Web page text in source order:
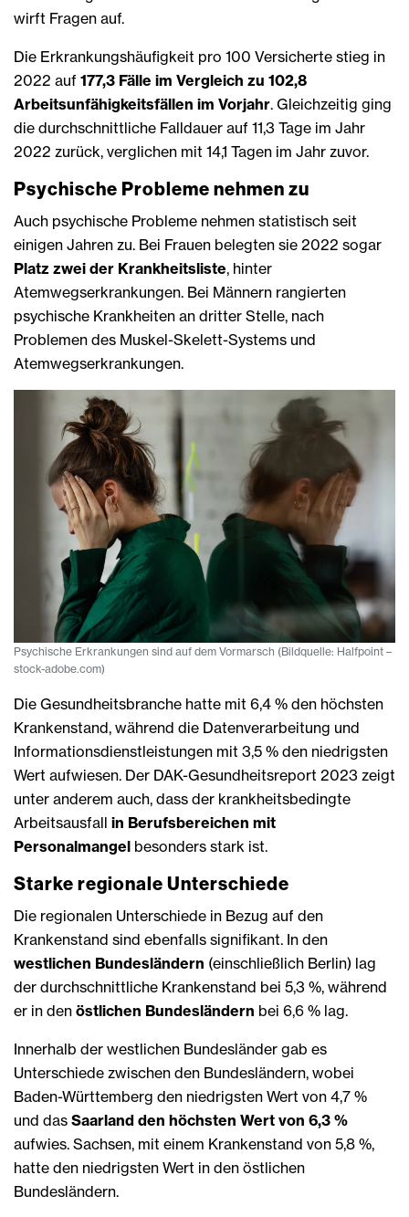
wirft Fragen auf.
Die Erkrankungshäufigkeit pro 100 Versicherte stieg in
2022 auf 177,3 Fälle im Vergleich zu 102,8
Arbeitsunfähigkeitsfällen im Vorjahr. Gleichzeitig ging
die durchschnittliche Falldauer auf 11,3 Tage im Jahr
2022 zurück, verglichen mit 14,1 Tagen im Jahr zuvor.
Psychische Probleme nehmen zu
Auch psychische Probleme nehmen statistisch seit
einigen Jahren zu. Bei Frauen belegten sie 2022 sogar
Platz zwei der Krankheitsliste, hinter
Atemwegserkrankungen. Bei Männern rangierten
psychische Krankheiten an dritter Stelle, nach
Problemen des Muskel-Skelett-Systems und
Atemwegserkrankungen.
Psychische Erkrankungen sind auf dem Vormarsch (Bildquelle: Halfpoint –
stock-adobe.com)
Die Gesundheitsbranche hatte mit 6,4 % den höchsten
Krankenstand, während die Datenverarbeitung und
Informationsdienstleistungen mit 3,5 % den niedrigsten
Wert aufwiesen. Der DAK-Gesundheitsreport 2023 zeigt
unter anderem auch, dass der krankheitsbedingte
Arbeitsausfall in Berufsbereichen mit
Personalmangel besonders stark ist.
Starke regionale Unterschiede
Die regionalen Unterschiede in Bezug auf den
Krankenstand sind ebenfalls signifikant. In den
westlichen Bundesländern (einschließlich Berlin) lag
der durchschnittliche Krankenstand bei 5,3 %, während
er in den östlichen Bundesländern bei 6,6 % lag.
Innerhalb der westlichen Bundesländer gab es
Unterschiede zwischen den Bundesländern, wobei
Baden-Württemberg den niedrigsten Wert von 4,7 %
und das Saarland den höchsten Wert von 6,3 %
aufwies. Sachsen, mit einem Krankenstand von 5,8 %,
hatte den niedrigsten Wert in den östlichen
Bundesländern.